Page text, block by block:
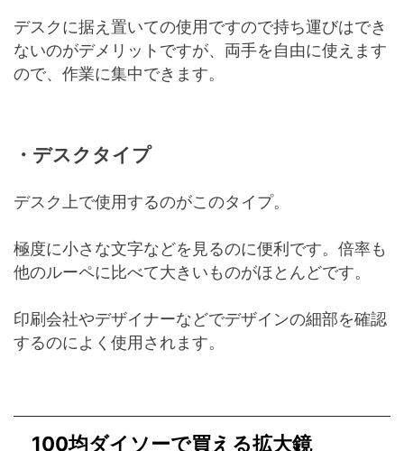
デスクに据え置いての使用ですので持ち運びはでき
ないのがデメリットですが、両手を自由に使えます
ので、作業に集中できます。
・デスクタイプ
デスク上で使用するのがこのタイプ。
極度に小さな文字などを見るのに便利です。倍率も
他のルーペに比べて大きいものがほとんどです。
印刷会社やデザイナーなどでデザインの細部を確認
するのによく使用されます。
100均ダイソーで買える拡大鏡